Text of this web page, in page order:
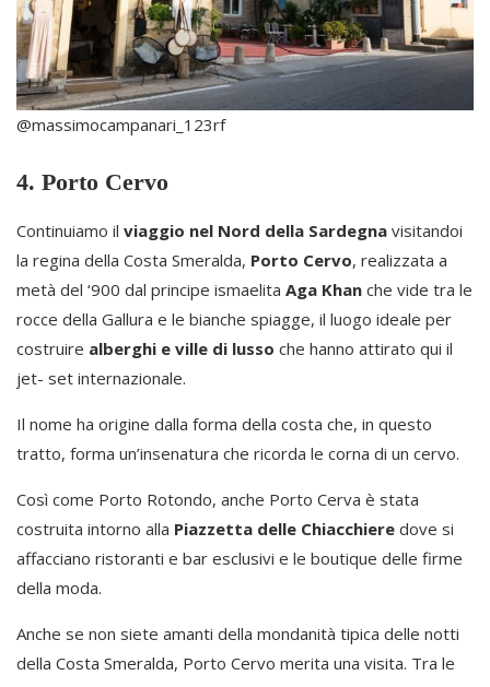
@massimocampanari_123rf
4. Porto Cervo
Continuiamo il viaggio nel Nord della Sardegna visitandoi
la regina della Costa Smeralda, Porto Cervo, realizzata a
metà del ‘900 dal principe ismaelita Aga Khan che vide tra le
rocce della Gallura e le bianche spiagge, il luogo ideale per
costruire alberghi e ville di lusso che hanno attirato qui il
jet- set internazionale.
Il nome ha origine dalla forma della costa che, in questo
tratto, forma un’insenatura che ricorda le corna di un cervo.
Così come Porto Rotondo, anche Porto Cerva è stata
costruita intorno alla Piazzetta delle Chiacchiere dove si
affacciano ristoranti e bar esclusivi e le boutique delle firme
della moda.
Anche se non siete amanti della mondanità tipica delle notti
della Costa Smeralda, Porto Cervo merita una visita. Tra le